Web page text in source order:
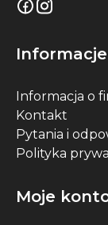
Informacje
Informacja o
Kontakt
Pytania i
Polityka
Moje